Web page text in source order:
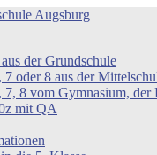
der Grundschule
7 oder 8 aus der
7, 8 vom Gymnasium, der
mit QA